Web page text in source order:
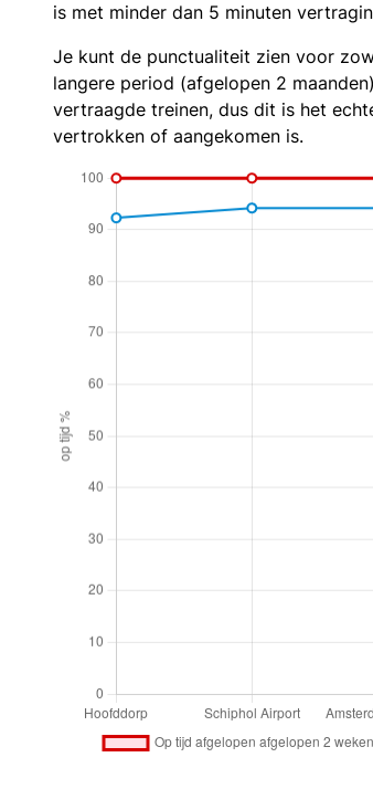
is met minder dan 5 minuten
Je kunt de punctualiteit zien voor
langere period (afgelopen 2
vertraagde treinen, dus dit is het
vertrokken of aangekomen is.